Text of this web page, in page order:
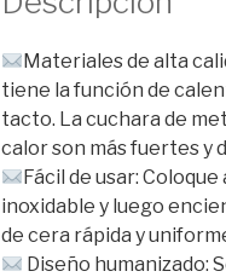
Materiales de alta
tiene la función de
tacto. La cuchara de
calor son más fuertes y
Fácil de usar:
inoxidable y luego
de cera rápida y
Diseño humanizado: